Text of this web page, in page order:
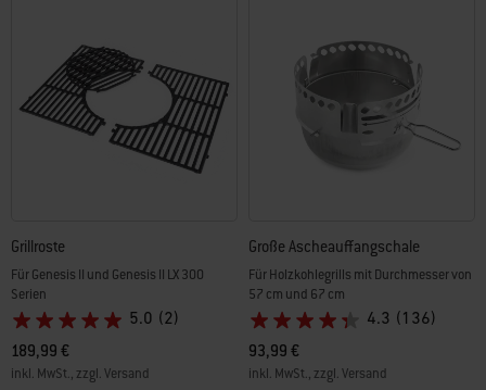
Grillroste
Für Genesis II und Genesis II LX 300
Serien
5.0 (2)
189,99 €
inkl. MwSt., zzgl. Versand
Große Ascheauffangschale
Für Holzkohlegrills mit Durchmesser von
57 cm und 67 cm
4.3 (136)
93,99 €
inkl. MwSt., zzgl. Versand